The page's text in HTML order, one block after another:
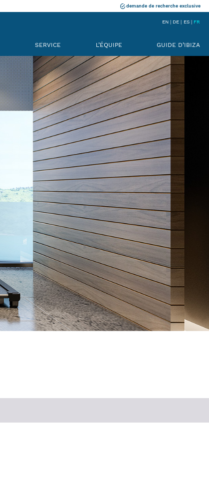
demande de recherche exclusive
EN DE ES FR
SERVICE L’ÉQUIPE GUIDE D’IBIZA